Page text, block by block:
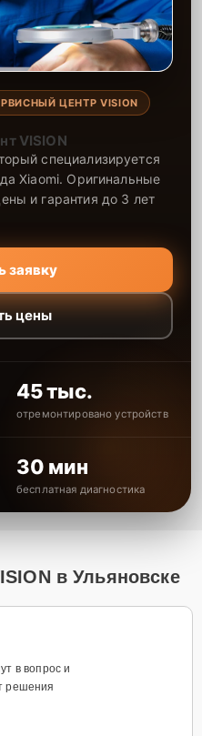
ЦЕНТР VISION
VISION
специализируется
Xiaomi. Оригинальные
и гарантия до 3 лет
заявку
цены
45 тыс.
отремонтировано устройств
30 мин
бесплатная диагностика
в Ульяновске
в вопрос и
решения